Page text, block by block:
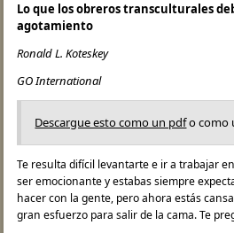
Lo que los obreros transculturales
agotamiento
Ronald L. Koteskey
GO International
Descargue esto como un pdfo como
Te resulta difícil levantarte e ir a trabajar
ser emocionante y estabas siempre
hacer con la gente, pero ahora estás
gran esfuerzo para salir de la cama. Te